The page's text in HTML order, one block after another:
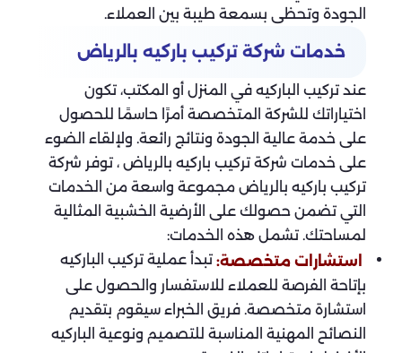
الجودة وتحظى بسمعة طيبة بين العملاء.
خدمات شركة تركيب باركيه بالرياض
عند تركيب الباركيه في المنزل أو المكتب، تكون
اختياراتك للشركة المتخصصة أمرًا حاسمًا للحصول
على خدمة عالية الجودة ونتائج رائعة. ولإلقاء الضوء
على خدمات شركة تركيب باركيه بالرياض ، توفر شركة
تركيب باركيه بالرياض مجموعة واسعة من الخدمات
التي تضمن حصولك على الأرضية الخشبية المثالية
لمساحتك. تشمل هذه الخدمات:
استشارات متخصصة: تبدأ عملية تركيب الباركيه
بإتاحة الفرصة للعملاء للاستفسار والحصول على
استشارة متخصصة. فريق الخبراء سيقوم بتقديم
النصائح المهنية المناسبة للتصميم ونوعية الباركيه